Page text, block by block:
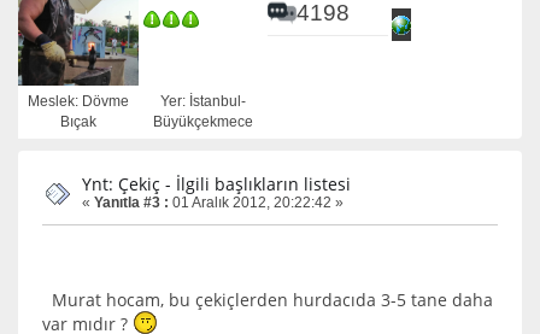
4198
Meslek: Dövme
Bıçak
Yer: İstanbul-
Büyükçekmece
Ynt: Çekiç - İlgili başlıkların listesi
« Yanıtla #3 : 01 Aralık 2012, 20:22:42 »
Murat hocam, bu çekiçlerden hurdacıda 3-5 tane daha
var mıdır ?